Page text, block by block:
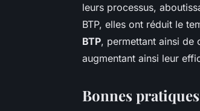
leurs processus,
BTP, elles ont réduit le
BTP, permettant ainsi de
augmentant ainsi leur
Bonnes